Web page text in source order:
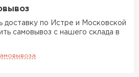
доставку по Истре и Московской
самовывоз с нашего склада в